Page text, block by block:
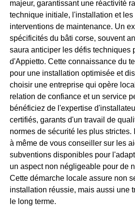
majeur, garantissant une réactivité
technique initiale, l'installation et
interventions de maintenance. Un
spécificités du bâti corse, souvent
saura anticiper les défis techniques
d'Appietto. Cette connaissance du
pour une installation optimisée et
choisir une entreprise qui opère
relation de confiance et un service
bénéficiez de l'expertise
certifiés, garants d'un travail de
normes de sécurité les plus strictes.
à même de vous conseiller sur les
subventions disponibles pour
un aspect non négligeable pour de
Cette démarche locale assure non
installation réussie, mais aussi une
le long terme.